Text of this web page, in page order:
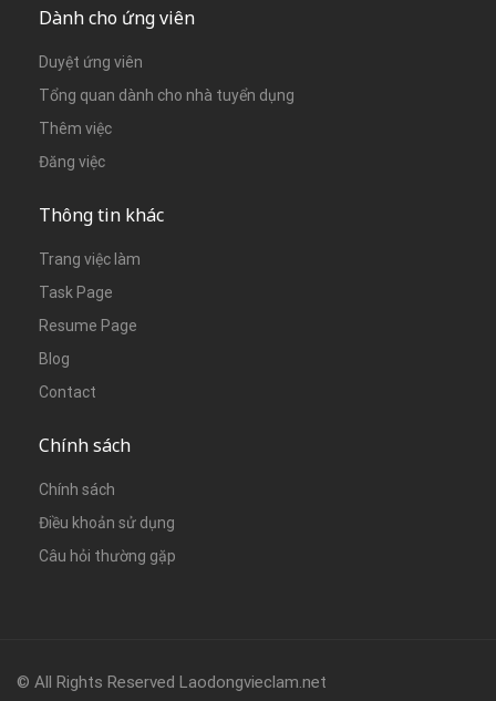
Dành cho ứng viên
Duyệt ứng viên
Tổng quan dành cho nhà tuyển dụng
Thêm việc
Đăng việc
Thông tin khác
Trang việc làm
Task Page
Resume Page
Blog
Contact
Chính sách
Chính sách
Điều khoản sử dụng
Câu hỏi thường gặp
© All Rights Reserved Laodongvieclam.net